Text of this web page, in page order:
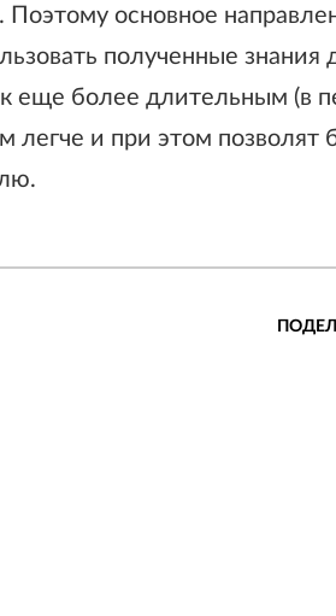
Поэтому основное
полученные
еще более длительным (в
легче и при этом позволят